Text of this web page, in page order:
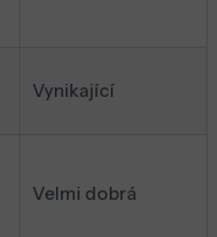
Vynikající
Velmi dobrá